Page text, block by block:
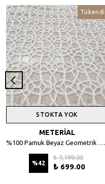
Tükendi
STOKTA YOK
METERİAL
%100 Pamuk Beyaz Geometrik Desenli File Kumaş - 135 cm En
%42
₺ 1,199.00
₺ 699.00